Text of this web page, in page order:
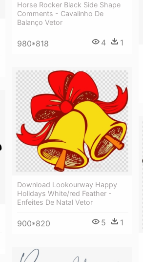
Horse Rocker Black Side Shape
Comments - Cavalinho De
Balanço Vetor
980*818 4 1
Download Lookourway Happy
Holidays White/red Feather -
Enfeites De Natal Vetor
900*820 5 1